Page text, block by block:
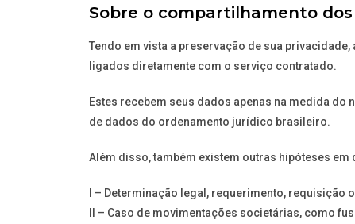
Sobre o compartilhamento dos
Tendo em vista a preservação de sua
ligados diretamente com o serviço contratado.
Estes recebem seus dados apenas na medida
de dados do ordenamento jurídico brasileiro.
Além disso, também existem outras hipóteses
I – Determinação legal, requerimento,
II – Caso de movimentações societárias, como